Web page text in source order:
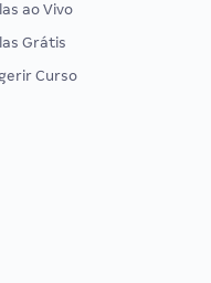
ao Vivo
Grátis
Curso